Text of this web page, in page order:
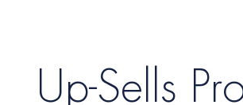
Up-Sells